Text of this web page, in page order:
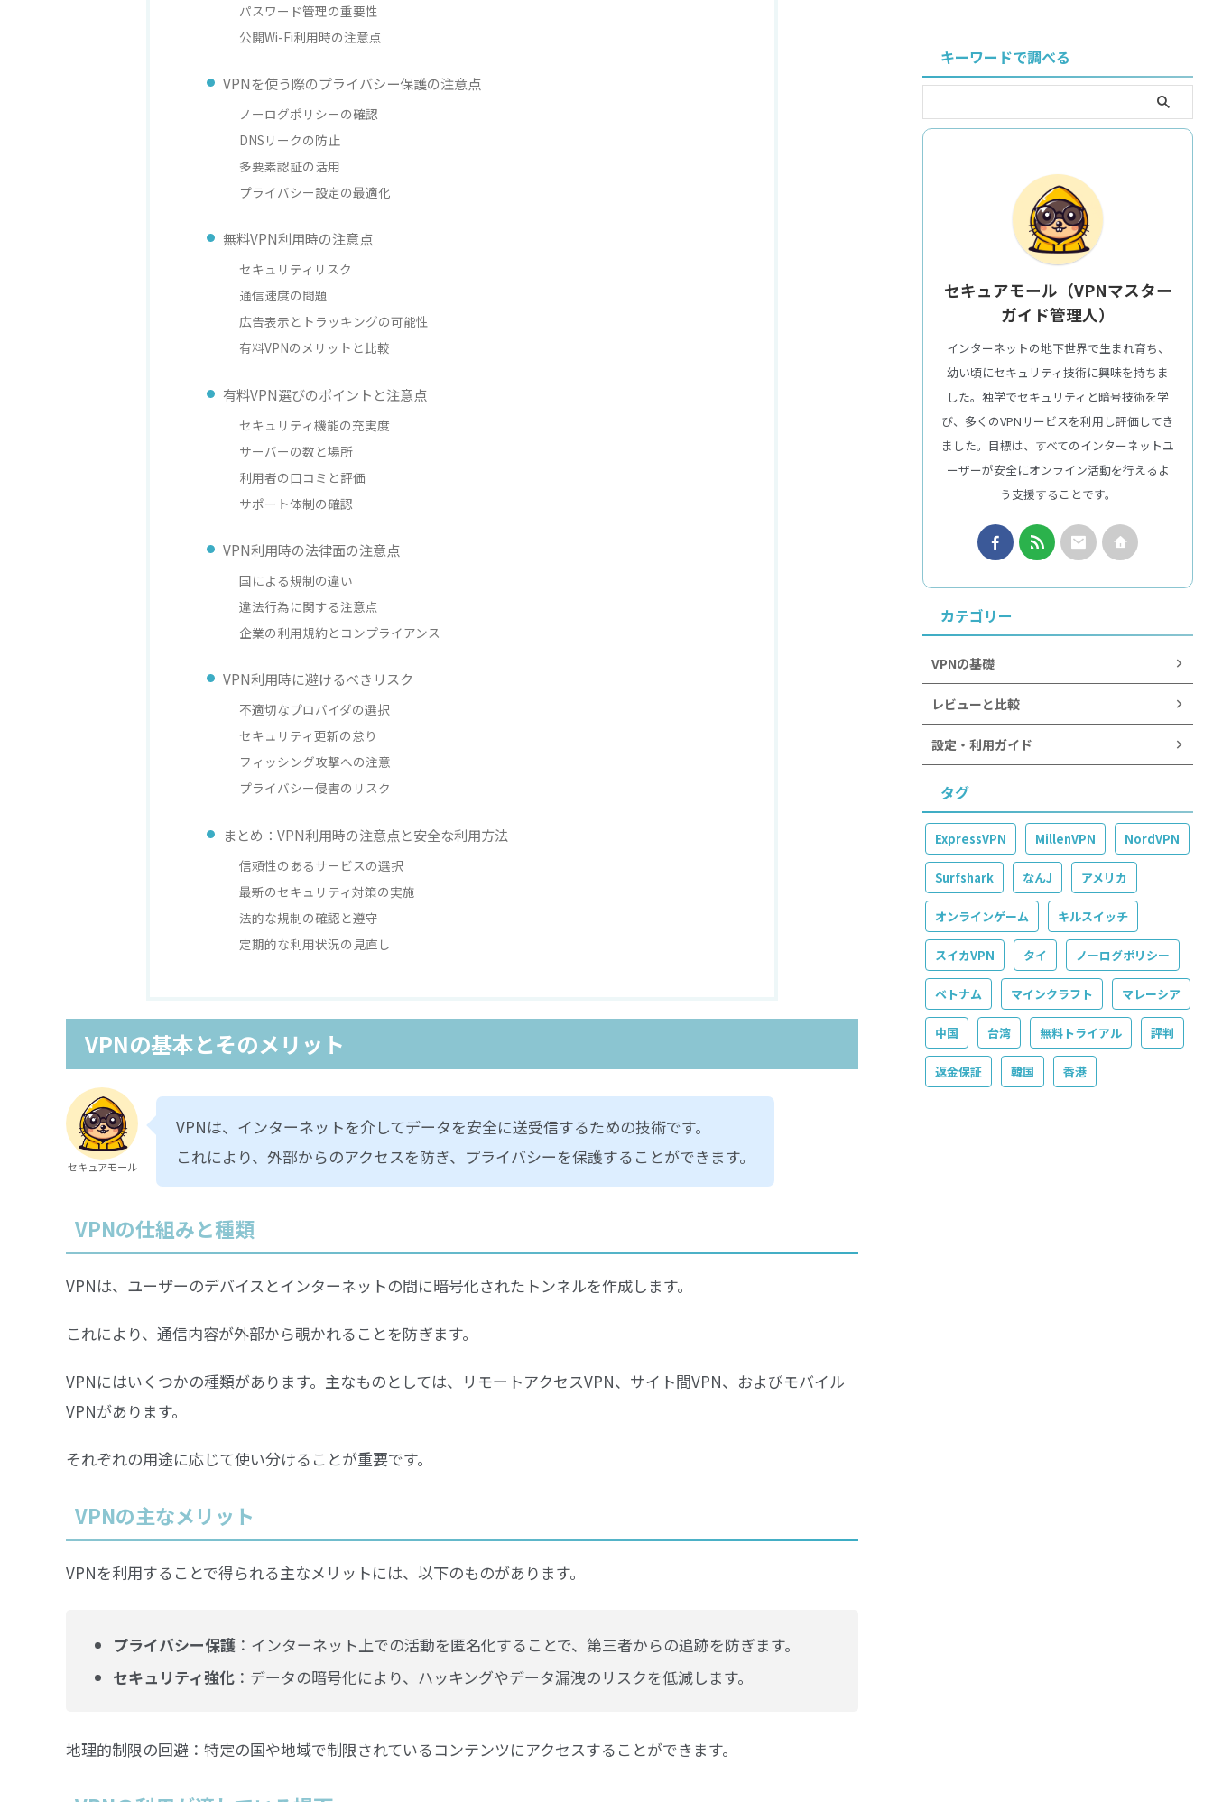
パスワード管理の重要性
公開Wi-Fi利用時の注意点
VPNを使う際のプライバシー保護の注意点
ノーログポリシーの確認
DNSリークの防止
多要素認証の活用
プライバシー設定の最適化
無料VPN利用時の注意点
セキュリティリスク
通信速度の問題
広告表示とトラッキングの可能性
有料VPNのメリットと比較
有料VPN選びのポイントと注意点
セキュリティ機能の充実度
サーバーの数と場所
利用者の口コミと評価
サポート体制の確認
VPN利用時の法律面の注意点
国による規制の違い
違法行為に関する注意点
企業の利用規約とコンプライアンス
VPN利用時に避けるべきリスク
不適切なプロバイダの選択
セキュリティ更新の怠り
フィッシング攻撃への注意
プライバシー侵害のリスク
まとめ：VPN利用時の注意点と安全な利用方法
信頼性のあるサービスの選択
最新のセキュリティ対策の実施
法的な規制の確認と遵守
定期的な利用状況の見直し
VPNの基本とそのメリット
セキュアモール
VPNは、インターネットを介してデータを安全に送受信するための技術です。
これにより、外部からのアクセスを防ぎ、プライバシーを保護することができます。
VPNの仕組みと種類
VPNは、ユーザーのデバイスとインターネットの間に暗号化されたトンネルを作成します。
これにより、通信内容が外部から覗かれることを防ぎます。
VPNにはいくつかの種類があります。主なものとしては、リモートアクセスVPN、サイト間VPN、およびモバイル
VPNがあります。
それぞれの用途に応じて使い分けることが重要です。
VPNの主なメリット
VPNを利用することで得られる主なメリットには、以下のものがあります。
プライバシー保護 ：インターネット上での活動を匿名化することで、第三者からの追跡を防ぎます。
セキュリティ強化 ：データの暗号化により、ハッキングやデータ漏洩のリスクを低減します。
地理的制限の回避：特定の国や地域で制限されているコンテンツにアクセスすることができます。
キーワードで調べる
セキュアモール（VPNマスター
ガイド管理人）
インターネットの地下世界で生まれ育ち、
幼い頃にセキュリティ技術に興味を持ちま
した。独学でセキュリティと暗号技術を学
び、多くのVPNサービスを利用し評価してき
ました。目標は、すべてのインターネットユ
ーザーが安全にオンライン活動を行えるよ
う支援することです。
カテゴリー
VPNの基礎
レビューと比較
設定・利用ガイド
タグ
ExpressVPN MillenVPN NordVPN
Surfshark なんJ アメリカ
オンラインゲーム キルスイッチ
スイカVPN タイ ノーログポリシー
ベトナム マインクラフト マレーシア
中国 台湾 無料トライアル 評判
返金保証 韓国 香港